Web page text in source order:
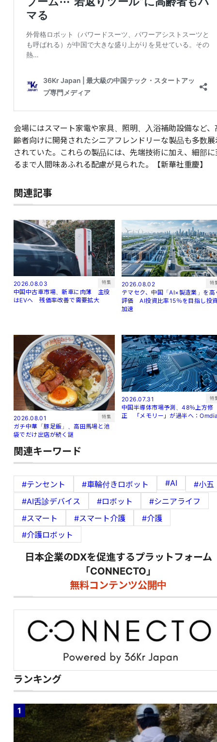
会場にはスマート家電や家具、照明、入浴補助設備など、
齢者向けに開発されたシニアフレンドリーな製品も多数展
されていた。これらの製品には、先端技術に加え、細部に
るまで人間味あふれる配慮が見られた。【新華社重慶】
関連記事
2026.08.03 特集
中国中古車市場、新車に肉薄 主役
はEVへ 残価率改善で需要拡大
2026.08.02 特
テマセク、中国「AI×製造業」を高
評価 AI投資比率15％を目指し投
加速
2026.08.01 特集
ガチ中華「豚足飯」、高田馬場と池
袋でだけ出店が続く謎
2026.07.31 特
中国半導体市場予測、48％上方修
正 「メモリー」が過半へ：
関連キーワード
#テンセント #車輪付きロボット #AI
#小五
#AI舌診デバイス
#ロボット
#シニアライフ
#スマート
#スマート介護
#介護
#介護ロボット
日本企業のDXを促進するプラットフォーム
「CONNECTO」
無料コンテンツ公開中
ランキング
1